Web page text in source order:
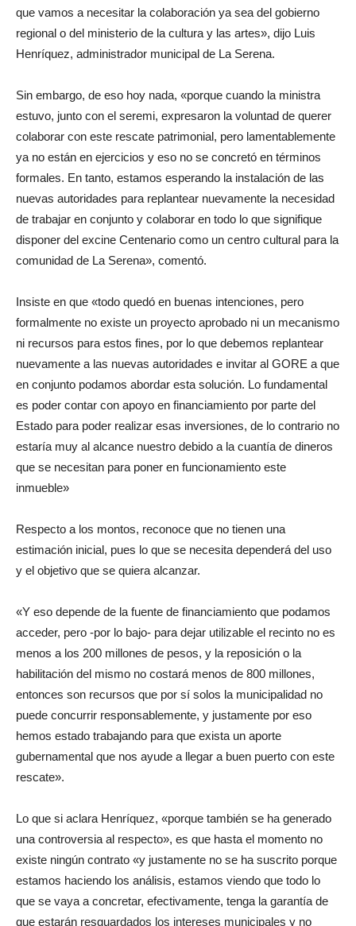
que vamos a necesitar la colaboración ya sea del gobierno
regional o del ministerio de la cultura y las artes», dijo Luis
Henríquez, administrador municipal de La Serena.
Sin embargo, de eso hoy nada, «porque cuando la ministra
estuvo, junto con el seremi, expresaron la voluntad de querer
colaborar con este rescate patrimonial, pero lamentablemente
ya no están en ejercicios y eso no se concretó en términos
formales. En tanto, estamos esperando la instalación de las
nuevas autoridades para replantear nuevamente la necesidad
de trabajar en conjunto y colaborar en todo lo que signifique
disponer del excine Centenario como un centro cultural para la
comunidad de La Serena», comentó.
Insiste en que «todo quedó en buenas intenciones, pero
formalmente no existe un proyecto aprobado ni un mecanismo
ni recursos para estos fines, por lo que debemos replantear
nuevamente a las nuevas autoridades e invitar al GORE a que
en conjunto podamos abordar esta solución. Lo fundamental
es poder contar con apoyo en financiamiento por parte del
Estado para poder realizar esas inversiones, de lo contrario no
estaría muy al alcance nuestro debido a la cuantía de dineros
que se necesitan para poner en funcionamiento este
inmueble»
Respecto a los montos, reconoce que no tienen una
estimación inicial, pues lo que se necesita dependerá del uso
y el objetivo que se quiera alcanzar.
«Y eso depende de la fuente de financiamiento que podamos
acceder, pero -por lo bajo- para dejar utilizable el recinto no es
menos a los 200 millones de pesos, y la reposición o la
habilitación del mismo no costará menos de 800 millones,
entonces son recursos que por sí solos la municipalidad no
puede concurrir responsablemente, y justamente por eso
hemos estado trabajando para que exista un aporte
gubernamental que nos ayude a llegar a buen puerto con este
rescate».
Lo que si aclara Henríquez, «porque también se ha generado
una controversia al respecto», es que hasta el momento no
existe ningún contrato «y justamente no se ha suscrito porque
estamos haciendo los análisis, estamos viendo que todo lo
que se vaya a concretar, efectivamente, tenga la garantía de
que estarán resguardados los intereses municipales y no